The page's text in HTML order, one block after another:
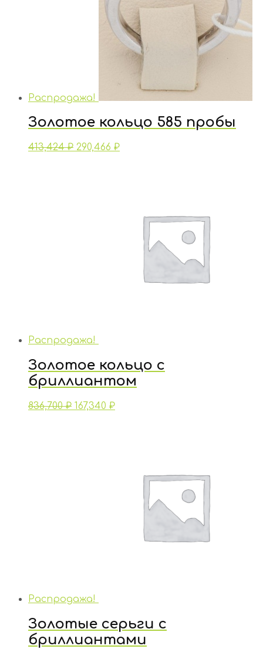
Распродажа!
Золотое кольцо 585 пробы
413,424₽ 290,466 ₽
Распродажа!
Золотое кольцо с
бриллиантом
836,700₽ 167,340 ₽
Распродажа!
Золотые серьги с
бриллиантами